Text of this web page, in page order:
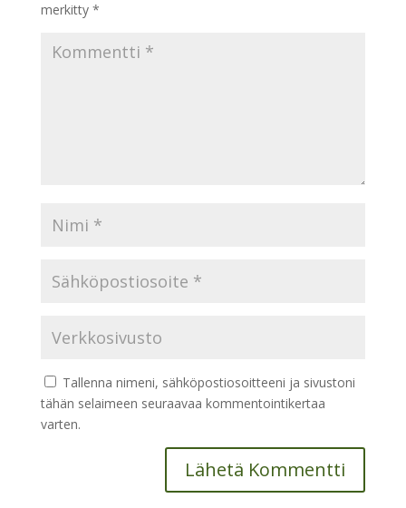
merkitty *
Tallenna nimeni, sähköpostiosoitteeni ja sivustoni
tähän selaimeen seuraavaa kommentointikertaa
varten.